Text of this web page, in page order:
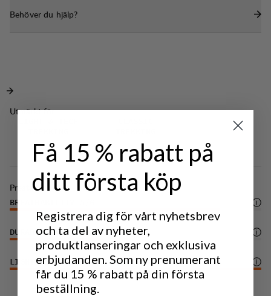
Behöver du hjälp?
Utmärkt för
Prestanda
BREATHABILITY
DURABILITY 3 /6
LIGHTWEIGHT 6/6
Få 15 % rabatt på
ditt första köp
Registrera dig för vårt nyhetsbrev
och ta del av nyheter,
produktlanseringar och exklusiva
erbjudanden. Som ny prenumerant
får du 15 % rabatt på din första
beställning.